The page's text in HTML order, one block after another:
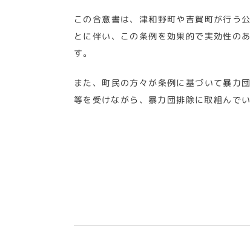
この合意書は、津和野町や吉賀町が行う
とに伴い、この条例を効果的で実効性の
す。
また、町民の方々が条例に基づいて暴力
等を受けながら、暴力団排除に取組んで